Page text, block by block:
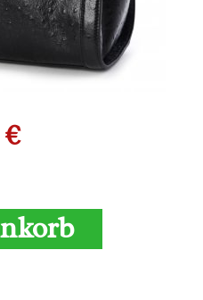
€